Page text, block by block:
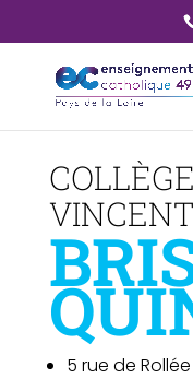
VINCENT
5 rue de Rollée